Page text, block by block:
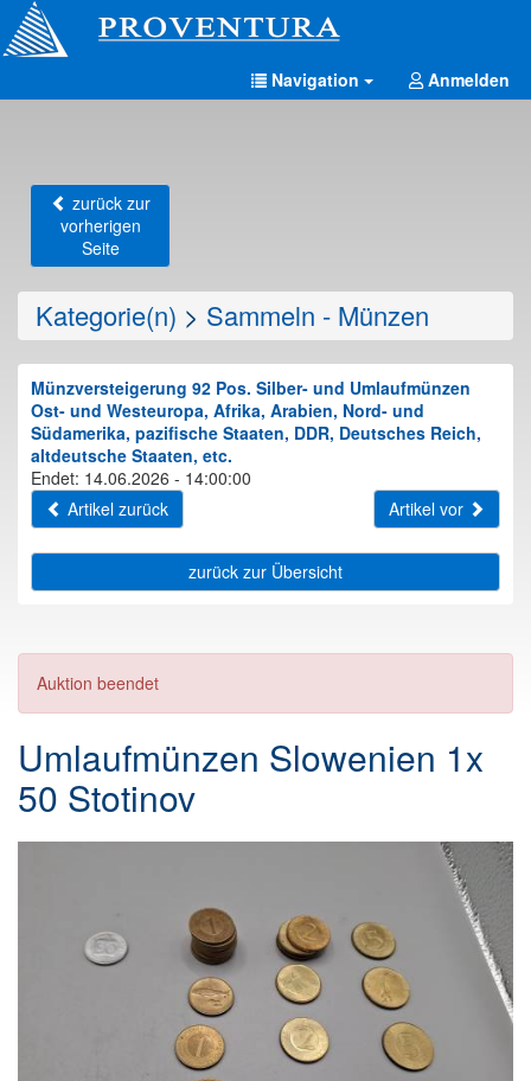
Navigation Anmelden
zurück zur
vorherigen
Seite
Kategorie(n) > Sammeln - Münzen
Münzversteigerung 92 Pos. Silber- und Umlaufmünzen
Ost- und Westeuropa, Afrika, Arabien, Nord- und
Südamerika, pazifische Staaten, DDR, Deutsches Reich,
altdeutsche Staaten, etc.
Endet: 14.06.2026 - 14:00:00
Artikel zurück
Artikel vor
zurück zur Übersicht
Auktion beendet
Umlaufmünzen Slowenien 1x
50 Stotinov